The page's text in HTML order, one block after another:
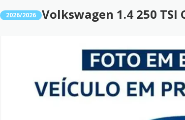
2026/2026 Volkswagen 1.4 250